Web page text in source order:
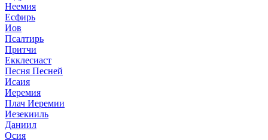
Неемия
Есфирь
Иов
Псалтирь
Притчи
Екклесиаст
Песня Песней
Исаия
Иеремия
Плач Иеремии
Иезекииль
Даниил
Осия